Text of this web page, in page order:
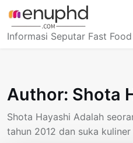
content
Informasi Seputar Fast
Author: Shota
Shota Hayashi Adalah
tahun 2012 dan suka